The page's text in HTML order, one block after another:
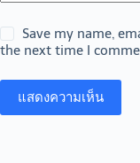
Save my name,
the next time I
แสดงความเห็น